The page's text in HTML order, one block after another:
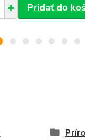
Pridať do